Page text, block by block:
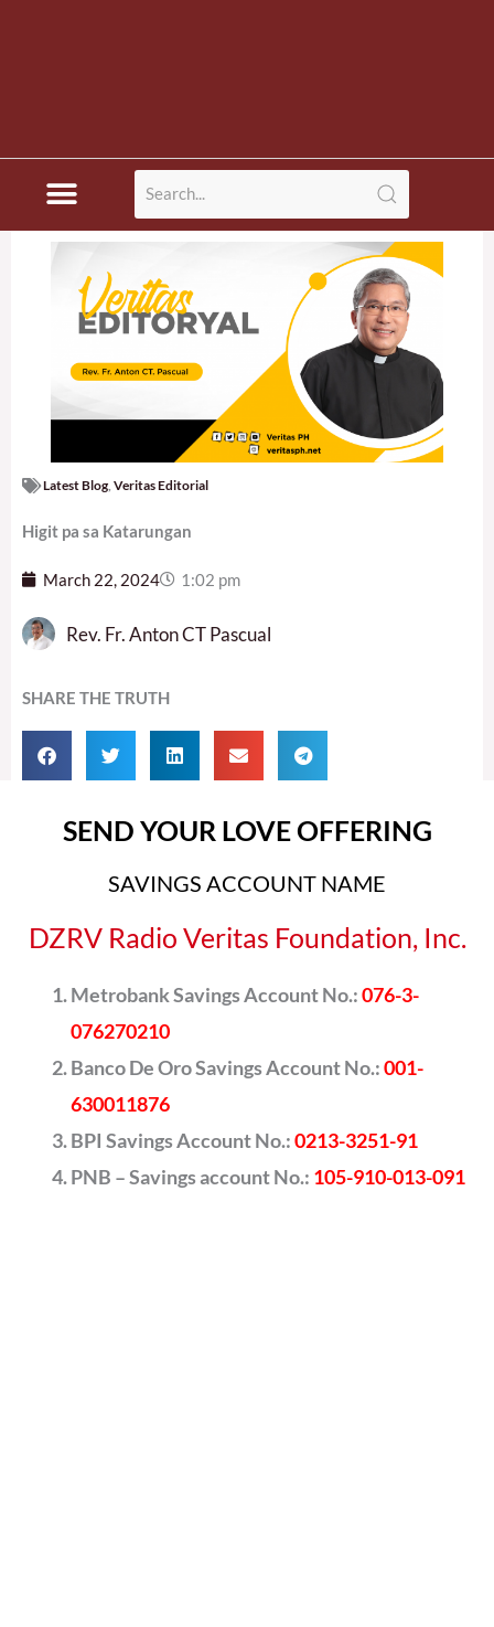
Latest Blog Veritas Editorial
Higit pa sa Katarungan
March 22, 2024 1:02 pm
Rev. Fr. Anton CT Pascual
SHARE THE TRUTH
SEND YOUR LOVE OFFERING
SAVINGS ACCOUNT NAME
DZRV Radio Veritas Foundation, Inc.
Metrobank Savings Account No.:076-3-
076270210
Banco De Oro Savings Account No.:001-
630011876
BPI Savings Account No.:0213-3251-91
PNB – Savings account No.: 105-910-013-091